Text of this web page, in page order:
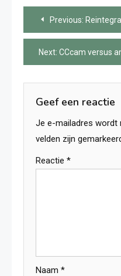
Bericht
navigatie
Previous:
Next: CCcam versus
Geef een reactie
Je e-mailadres wordt
velden zijn
Reactie *
Naam *